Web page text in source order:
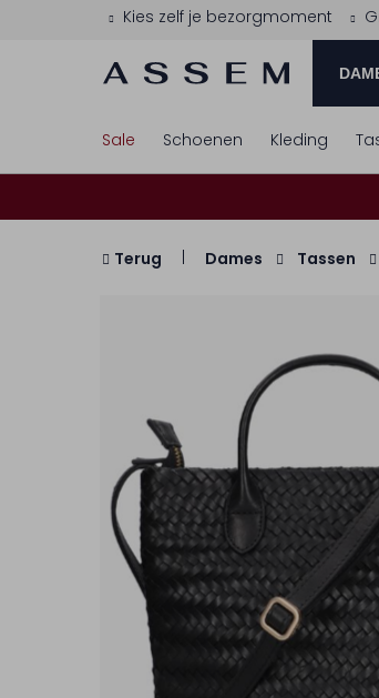
Kies zelf je bezorgmoment
Sale Schoenen Kleding
Terug Dames Tassen